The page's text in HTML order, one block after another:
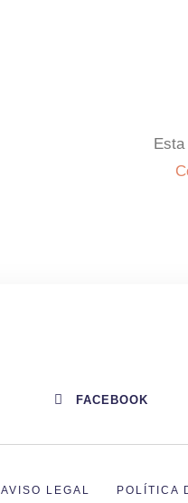
FACEBOOK
AVISO LEGAL POLÍTICA